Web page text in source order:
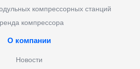
компрессорных станций
компрессора
О компании
Новости